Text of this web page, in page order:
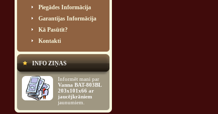
Piegādes Informācija
Garantijas Informācija
Kā Pasūtīt?
Kontakti
INFO ZIŅAS
Informēt mani par
Vanna BAT-803BL
203x101x66 ar
jaucējkrāniem
jaunumiem.